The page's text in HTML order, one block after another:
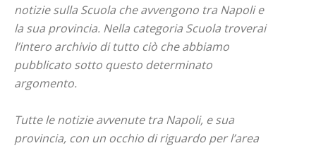
notizie sulla Scuola che avvengono tra Napoli e
la sua provincia. Nella categoria Scuola troverai
l’intero archivio di tutto ciò che abbiamo
pubblicato sotto questo determinato
argomento.
Tutte le notizie avvenute tra Napoli, e sua
provincia, con un occhio di riguardo per l’area